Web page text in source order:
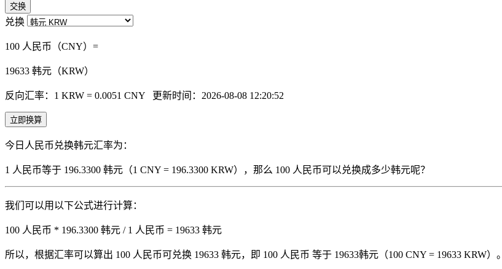
交换
兑换
100 人民币（CNY）=
19633 韩元（KRW）
反向汇率：1 KRW = 0.0051 CNY 更新时间：2026-08-08 12:20:52
立即换算
今日人民币兑换韩元汇率为：
1 人民币等于 196.3300 韩元（1 CNY = 196.3300 KRW），那么 100 人民币可以兑换成多少韩元呢？
我们可以用以下公式进行计算：
100 人民币 * 196.3300 韩元 / 1 人民币 = 19633 韩元
所以，根据汇率可以算出 100 人民币可兑换 19633 韩元，即 100 人民币 等于 19633韩元（100 CNY = 19633 KRW）。